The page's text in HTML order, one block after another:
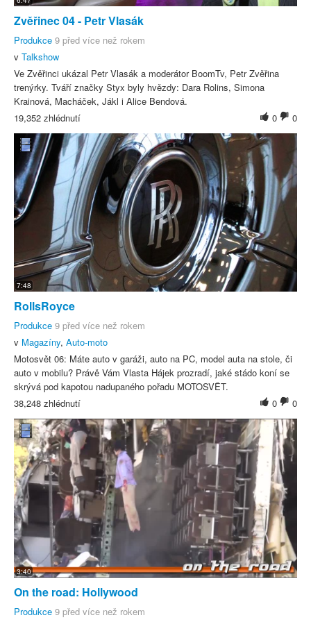
Zvěřinec 04 - Petr Vlasák
Produkce 9 před více než rokem
v Talkshow
Ve Zvěřinci ukázal Petr Vlasák a moderátor BoomTv, Petr Zvěřina
trenýrky. Tváří značky Styx byly hvězdy: Dara Rolins, Simona
Krainová, Macháček, Jákl i Alice Bendová.
0
0
19,352 zhlédnutí
7:48
RollsRoyce
Produkce 9 před více než rokem
v Magazíny, Auto-moto
Motosvět 06: Máte auto v garáži, auto na PC, model auta na stole, či
auto v mobilu? Právě Vám Vlasta Hájek prozradí, jaké stádo koní se
skrývá pod kapotou nadupaného pořadu MOTOSVĚT.
0
0
38,248 zhlédnutí
3:40
On the road: Hollywood
Produkce 9 před více než rokem